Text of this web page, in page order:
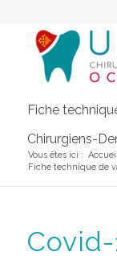
Fiche
Chirurgiens-
Vous êtes ici :
Fiche technique de